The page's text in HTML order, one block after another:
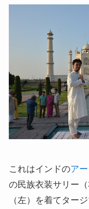
これはインドのア
の民族衣装サリー
（左）を着てター